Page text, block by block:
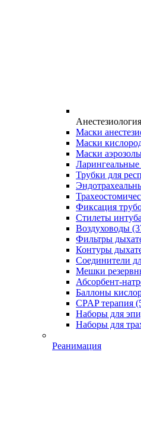
Анестезиология
Маски
Маски
Маски
Ларингеальные
Трубки для
Фиксация
Стилеты
Воздуховоды
Фильтры
Контуры
Соединители
Мешки
Абсорбент-
Баллоны
CPAP терапия
Наборы для
Наборы для
Реанимация